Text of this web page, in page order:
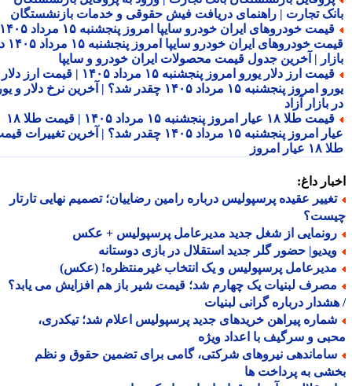
تجارت | راهنمای دریافت فیش حقوقی و خدمات بازنشستگان
قیمت خودروهای ایران خودرو سایپا امروز پنجشنبه ۱۵ مرداد ۱۴۰۵ |
قیمت خودروهای ایران خودرو سایپا امروز پنجشنبه ۱۵ مرداد ۱۴۰۵ در
| آخرین جدول قیمت محصولات ایران خودرو و سایپا
قیمت ارز دلار یورو امروز پنجشنبه ۱۵ مرداد ۱۴۰۵ | قیمت ارز دلار
یورو امروز پنجشنبه ۱۵ مرداد ۱۴۰۵ چقدر شد؟ | آخرین نرخ دلار و یورو
آزاد
قیمت طلا ۱۸ عیار امروز پنجشنبه ۱۵ مرداد ۱۴۰۵ | قیمت طلا ۱۸
عیار امروز پنجشنبه ۱۵ مرداد ۱۴۰۵ چقدر شد؟ | آخرین تغییرات قیمت
امروز
داغ:
عقیده پرسپولیس درباره رامین رضاییان؛ تصمیم نهایی تارتار
از شغل جدید مدیرعامل پرسپولیس + عکس
حضور گلر جدید استقلال در بازی دوستانه
پرسپولیس و یک انتخاب غیرمنتظره! (عکس)
لبنیات یک چهارم شد؛ قیمت شیر باز هم افزایش می یابد؟
درباره گرانی لبنیات
پیراهن خریدهای جدید پرسپولیس اعلام شد؛ تیکدری،
و سرگیف با اعداد ویژه
نیروهای شرکتی، گامی برای تضمین حقوق و نظم
به پرداخت ها